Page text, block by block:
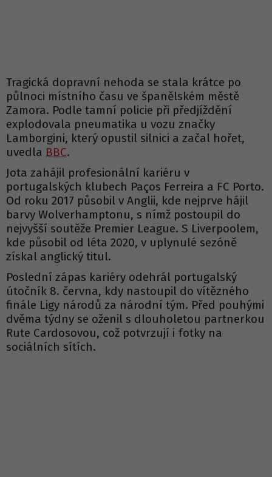
Tragická dopravní nehoda se stala krátce po
půlnoci místního času ve španělském městě
Zamora. Podle tamní policie při předjíždění
explodovala pneumatika u vozu značky
Lamborgini, který opustil silnici a začal hořet,
uvedla BBC.
Jota zahájil profesionální kariéru v
portugalských klubech Paços Ferreira a FC Porto.
Od roku 2017 působil v Anglii, kde nejprve hájil
barvy Wolverhamptonu, s nímž postoupil do
nejvyšší soutěže Premier League. S Liverpoolem,
kde působil od léta 2020, v uplynulé sezóně
získal anglický titul.
Poslední zápas kariéry odehrál portugalský
útočník 8. června, kdy nastoupil do vítězného
finále Ligy národů za národní tým. Před pouhými
dvěma týdny se oženil s dlouholetou partnerkou
Rute Cardosovou, což potvrzují i fotky na
sociálních sítích.